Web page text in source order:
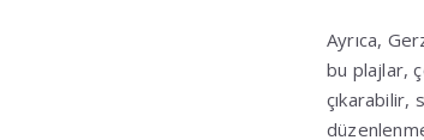
Ayrıca,
bu plajlar,
çıkarabilir,